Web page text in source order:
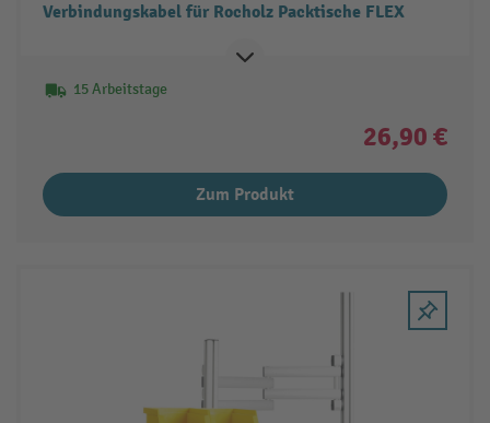
Verbindungskabel für Rocholz Packtische FLEX
15 Arbeitstage
26,90 €
Zum Produkt